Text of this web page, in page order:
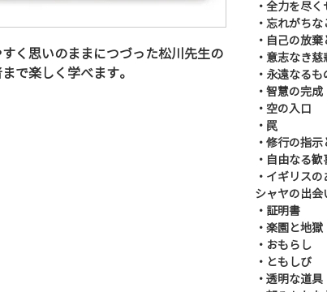
く思いのままにつづった松川先生の
で楽しく学べます。
・全力を尽く
・忘れがちな
・自己の放棄
・意志なき
・永遠なる
・智慧の完成
・空の入口
・罠
・修行の指
・自由なる歓
・イギリス
シャヤの出会
・証明書
・楽園と地獄
・おもらし
・ともしび
・透明な道具